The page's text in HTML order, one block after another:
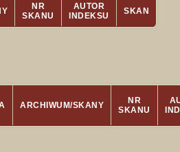
NR
SKANU
AUTOR
INDEKSU
SKAN
ARCHIWUM/SKANY
NR
SKANU